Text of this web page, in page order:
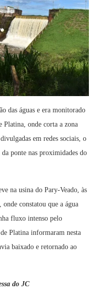
das águas e era monitorado
Platina, onde corta a zona
em redes sociais, o
ponte nas proximidades do
na usina do Pary-Veado, às
constatou que a água
fluxo intenso pelo
Platina informaram nesta
baixado e retornado ao
do JC